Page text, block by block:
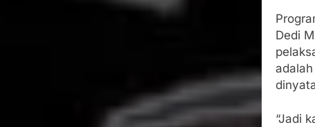
Dedi
“Jadi